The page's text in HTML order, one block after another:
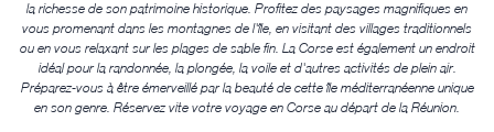
la richesse de son patrimoine historique. Profitez des paysages magnifiques en
vous promenant dans les montagnes de l'île, en visitant des villages traditionnels
ou en vous relaxant sur les plages de sable fin. La Corse est également un endroit
idéal pour la randonnée, la plongée, la voile et d'autres activités de plein air.
Préparez-vous à être émerveillé par la beauté de cette île méditerranéenne unique
en son genre. Réservez vite votre voyage en Corse au départ de la Réunion.